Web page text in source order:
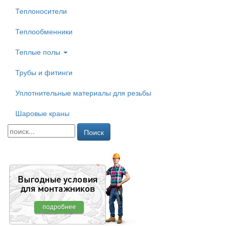
Теплоносители
Теплообменники
Теплые полы
Трубы и фитинги
Уплотнительные материалы для резьбы
Шаровые краны
Поиск